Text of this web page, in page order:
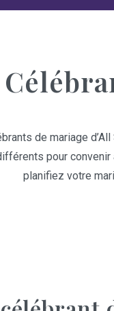
de mariage
pour convenir
planifiez votre